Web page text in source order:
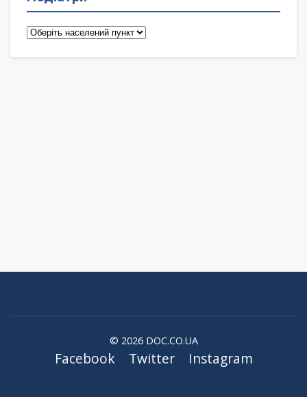
Педіатри
© 2026 DOC.CO.UA
Facebook Twitter Instagram